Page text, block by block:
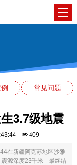
常见问题
3.7级地震
409
在新疆阿克苏地区沙雅
源深度23千米，最终结